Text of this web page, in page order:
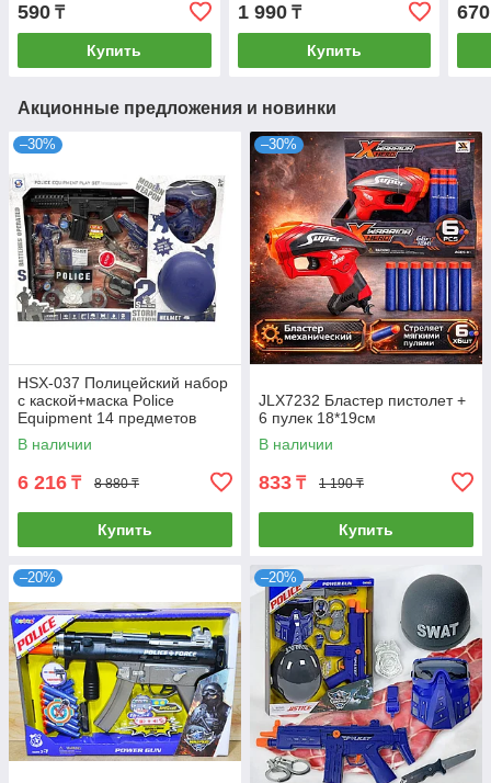
590 ₸
Купить
1 990₸
Купить
670
Акционные предложения и новинки
–30%
HSX-037 Полицейский набор
с каской+маска Police
Equipment 14 предметов
62*44см
В наличии
6 216 ₸ 8 880 ₸
Купить
–30%
JLX7232 Бластер пистолет +
6 пулек 18*19см
В наличии
833 ₸ 1 190 ₸
Купить
–20% –20%